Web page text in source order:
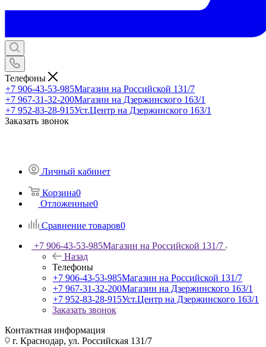
Телефоны
+7 906-43-53-985Магазин на Российской 131/7
+7 967-31-32-200Магазин на Дзержинского 163/1
+7 952-83-28-915Уст.Центр на Дзержинского 163/1
Заказать звонок
Личный кабинет
Корзина0
Отложенные0
Сравнение товаров0
+7 906-43-53-985Магазин на Российской 131/7
Назад
Телефоны
+7 906-43-53-985Магазин на Российской 131/7
+7 967-31-32-200Магазин на Дзержинского 163/1
+7 952-83-28-915Уст.Центр на Дзержинского 163/1
Заказать звонок
Контактная информация
г. Краснодар, ул. Российская 131/7